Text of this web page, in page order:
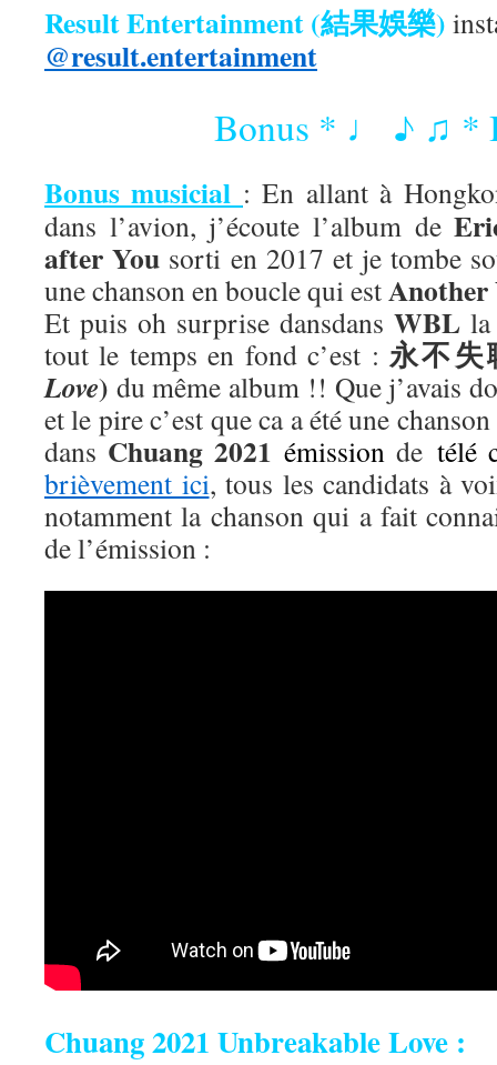
Result Entertainment (結果娛樂)
@result.entertainment
Bonus * ♩ ♪ ♫ *
Bonus musicial : En allant à
dans l’avion, j’écoute l’album de
after You sorti en 2017 et je tombe
une chanson en boucle qui estAnother
Et puis oh surprise dansdans WBL la
tout le temps en fond c’est : 永不
Love) du même album !! Que j’avais
et le pire c’est que ca a été une
dans Chuang 2021 émissiondetélé
brièvement ici, tous les candidats à
notamment la chanson qui a fait
de l’émission :
Chuang 2021 Unbreakable Love :